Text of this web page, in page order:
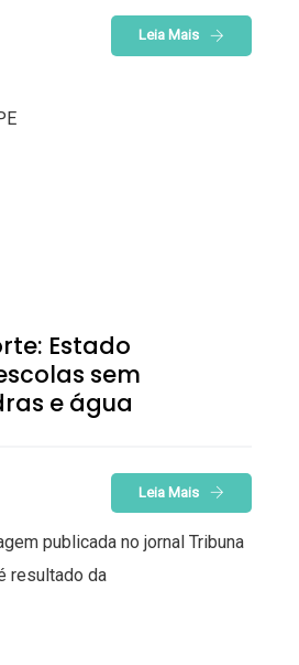
Leia Mais
Estado
sem
e água
Leia Mais
publicada no jornal Tribuna
resultado da